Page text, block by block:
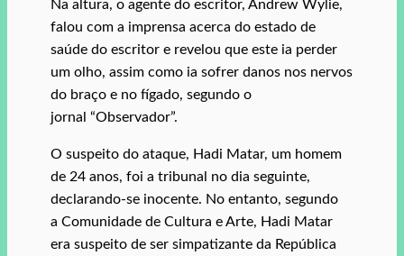
Na altura, o agente do escritor, Andrew Wylie,
falou com a imprensa acerca do estado de
saúde do escritor e revelou que este ia perder
um olho, assim como ia sofrer danos nos nervos
do braço e no fígado, segundo o
jornal “Observador”.
O suspeito do ataque, Hadi Matar, um homem
de 24 anos, foi a tribunal no dia seguinte,
declarando-se inocente. No entanto, segundo
a Comunidade de Cultura e Arte, Hadi Matar
era suspeito de ser simpatizante da República